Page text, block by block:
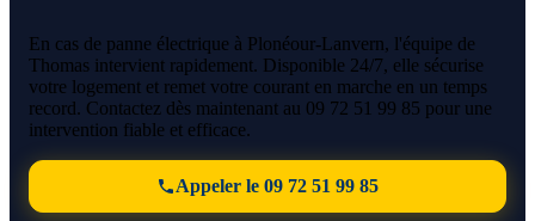
En cas de panne électrique à Plonéour-Lanvern, l'équipe de
Thomas intervient rapidement. Disponible 24/7, elle sécurise
votre logement et remet votre courant en marche en un temps
record. Contactez dès maintenant au 09 72 51 99 85 pour une
intervention fiable et efficace.
Appeler le 09 72 51 99 85